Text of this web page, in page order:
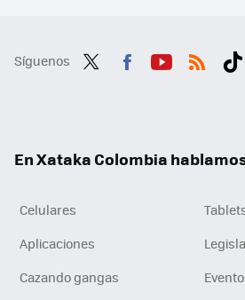
Síguenos
En Xataka Colombia
Celulares
Aplicaciones
Cazando gangas